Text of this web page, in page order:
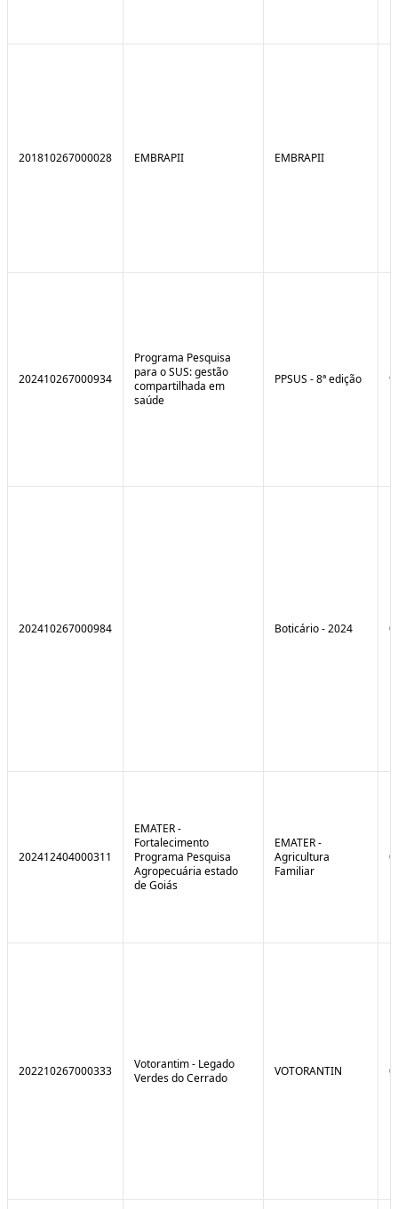
201810267000028 EMBRAPII EMBRAPII
202410267000934
Programa Pesquisa
para o SUS: gestão
compartilhada em
saúde
PPSUS - 8ª edição
202410267000984 Boticário - 2024
202412404000311
EMATER -
Fortalecimento
Programa Pesquisa
Agropecuária estado
de Goiás
EMATER -
Agricultura
Familiar
202210267000333
Votorantim - Legado
Verdes do Cerrado
VOTORANTIN